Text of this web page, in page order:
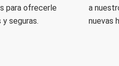
para ofrecerle
seguras.
a
nuevas